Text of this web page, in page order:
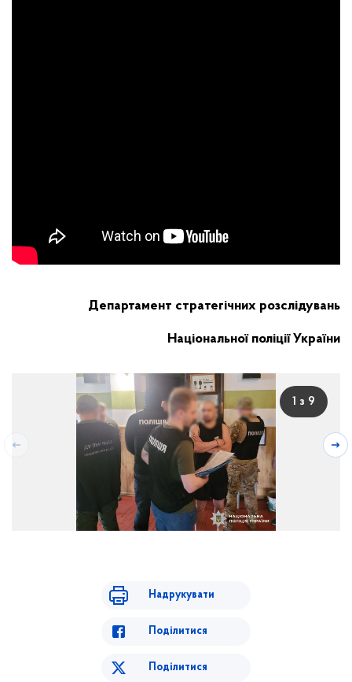
Департамент стратегічних розслідувань
Національної поліції України
1 з 9
Надрукувати
Поділитися
Поділитися